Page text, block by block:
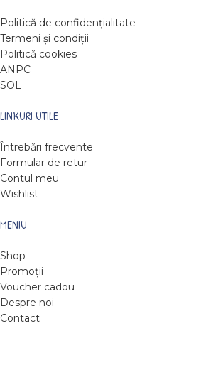
Politică de confidențialitate
Termeni și condiții
Politică cookies
ANPC
SOL
LINKURI UTILE
Întrebări frecvente
Formular de retur
Contul meu
Wishlist
MENIU
Shop
Promoții
Voucher cadou
Despre noi
Contact